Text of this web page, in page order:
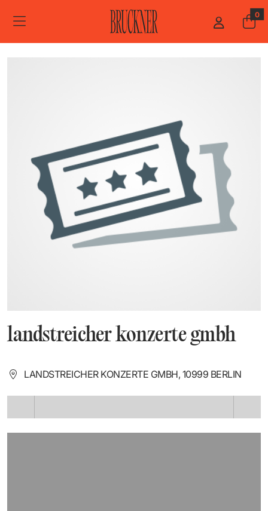
ZUM HAUPTINHALT SPRINGEN 0
STARTSEITE
VERANSTALTER*INNEN
LANDSTREICHER KONZERTE GMBH
landstreicher konzerte gmbh
LANDSTREICHER KONZERTE GMBH, 10999 BERLIN